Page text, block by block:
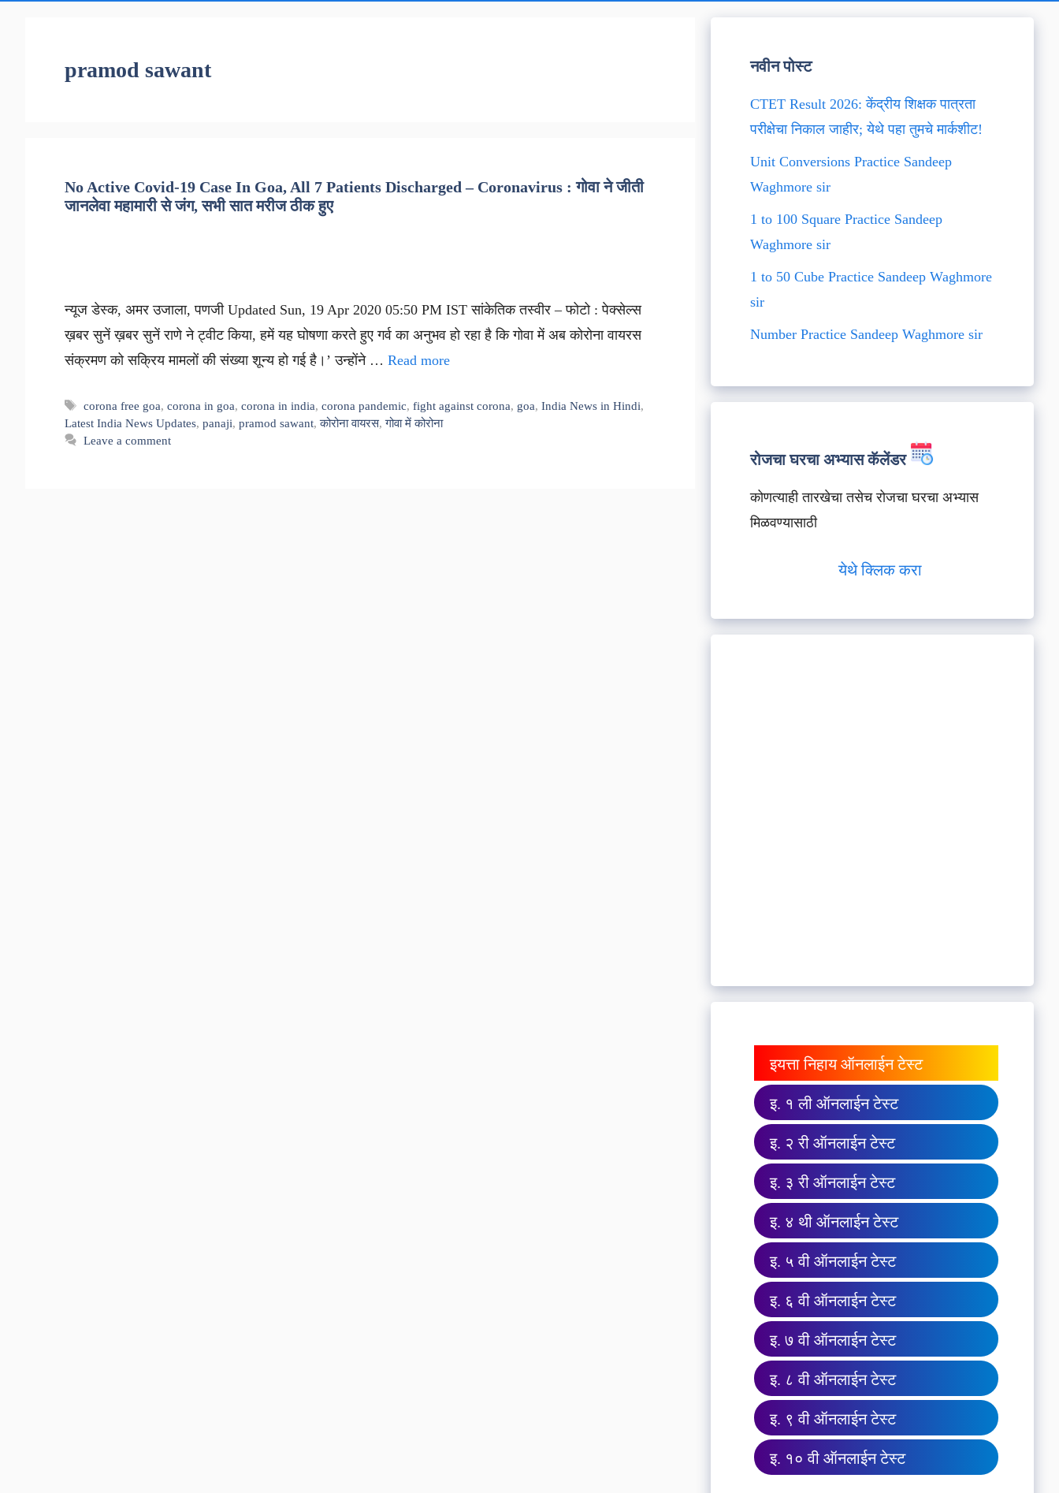
pramod sawant
No Active Covid-19 Case In Goa, All 7 Patients Discharged – Coronavirus : गोवा ने जीती
जानलेवा महामारी से जंग, सभी सात मरीज ठीक हुए
न्यूज डेस्क, अमर उजाला, पणजी Updated Sun, 19 Apr 2020 05:50 PM IST सांकेतिक तस्वीर – फोटो : पेक्सेल्स
ख़बर सुनें ख़बर सुनें राणे ने ट्वीट किया, हमें यह घोषणा करते हुए गर्व का अनुभव हो रहा है कि गोवा में अब कोरोना वायरस
संक्रमण को सक्रिय मामलों की संख्या शून्य हो गई है।’ उन्होंने … Read more
Tags
corona free goa,corona in goa,corona in india,corona pandemic,fight against corona, goa,India News in Hindi,
Latest India News Updates, panaji, pramod sawant,कोरोना वायरस,गोवा में कोरोना
Leave a comment
नवीन पोस्ट
CTET Result 2026: केंद्रीय शिक्षक पात्रता
परीक्षेचा निकाल जाहीर; येथे पहा तुमचे मार्कशीट!
Unit Conversions Practice Sandeep
Waghmore sir
1 to 100 Square Practice Sandeep
Waghmore sir
1 to 50 Cube Practice Sandeep Waghmore
sir
Number Practice Sandeep Waghmore sir
रोजचा घरचा अभ्यास कॅलेंडर
कोणत्याही तारखेचा तसेच रोजचा घरचा अभ्यास
मिळवण्यासाठी
येथे क्लिक करा
इयत्ता निहाय ऑनलाईन टेस्ट
इ. १ ली ऑनलाईन टेस्ट
इ. २ री ऑनलाईन टेस्ट
इ. ३ री ऑनलाईन टेस्ट
इ. ४ थी ऑनलाईन टेस्ट
इ. ५ वी ऑनलाईन टेस्ट
इ. ६ वी ऑनलाईन टेस्ट
इ. ७ वी ऑनलाईन टेस्ट
इ. ८ वी ऑनलाईन टेस्ट
इ. ९ वी ऑनलाईन टेस्ट
इ. १० वी ऑनलाईन टेस्ट